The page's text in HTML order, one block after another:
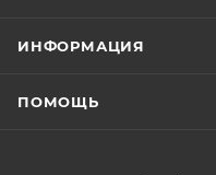
ИНФОРМАЦИЯ
ПОМОЩЬ